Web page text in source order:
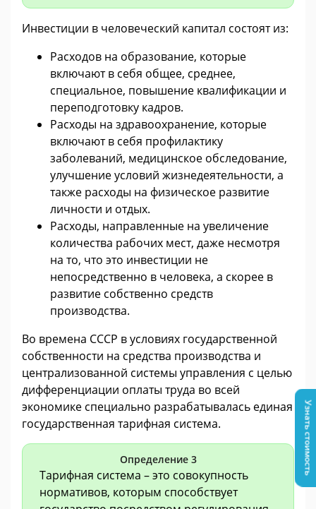
Инвестиции в человеческий капитал состоят из:
Расходов на образование, которые
включают в себя общее, среднее,
специальное, повышение квалификации и
переподготовку кадров.
Расходы на здравоохранение, которые
включают в себя профилактику
заболеваний, медицинское обследование,
улучшение условий жизнедеятельности, а
также расходы на физическое развитие
личности и отдых.
Расходы, направленные на увеличение
количества рабочих мест, даже несмотря
на то, что это инвестиции не
непосредственно в человека, а скорее в
развитие собственно средств
производства.
Во времена СССР в условиях государственной
собственности на средства производства и
централизованной системы управления с целью
дифференциации оплаты труда во всей
экономике специально разрабатывалась единая
государственная тарифная система.
Определение 3
Тарифная система – это совокупность
нормативов, которым способствует
Узнать стоимость